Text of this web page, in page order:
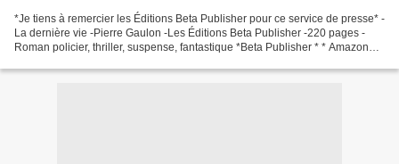
*Je tiens à remercier les Éditions Beta Publisher pour ce service de presse* -
La dernière vie -Pierre Gaulon -Les Éditions Beta Publisher -220 pages -
Roman policier, thriller, suspense, fantastique *Beta Publisher * * Amazon